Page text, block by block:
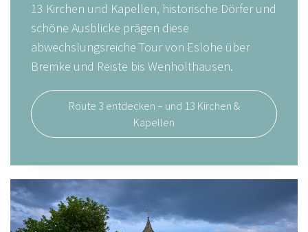
13 Kirchen und Kapellen, historische Dörfer und
schöne Ausblicke prägen diese
abwechslungsreiche Tour von Eslohe über
Bremke und Reiste bis Wenholthausen.
Route 3 entdecken – und 13 Kirchen &
Kapellen